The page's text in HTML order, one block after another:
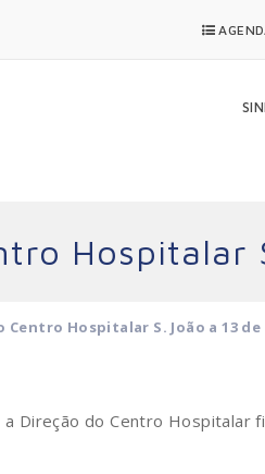
Hospitalar
Centro Hospitalar S. João a 13
Direção do Centro Hospitalar